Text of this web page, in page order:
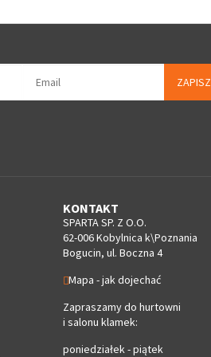
ZAPISZ
KONTAKT
SPARTA SP. Z O.O.
62-006 Kobylnica k\Poznania
Bogucin, ul. Boczna 4
Mapa - jak dojechać
Zapraszamy do hurtowni
i salonu klamek:
poniedziałek - piątek